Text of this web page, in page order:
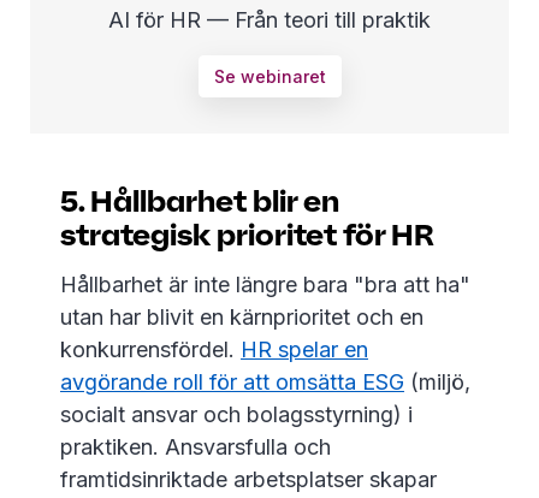
AI för HR — Från teori till praktik
Se webinaret
5. Hållbarhet blir en
strategisk prioritet för HR
Hållbarhet är inte längre bara "bra att ha"
utan har blivit en kärnprioritet och en
konkurrensfördel. HR spelar en
avgörande roll för att omsätta ESG (miljö,
socialt ansvar och bolagsstyrning) i
praktiken. Ansvarsfulla och
framtidsinriktade arbetsplatser skapar